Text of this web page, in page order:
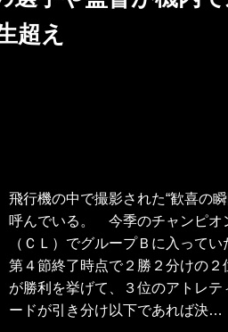
超え
飛行機の中で撮影された“歓喜の
呼んでいる。 今季のチャンピオ
（ＣＬ）でグループＢに入ってい
第４節終了時点で２勝２分けの２
が勝利を挙げて、３位のアトレテ
ードが引き分け以下であれば決…